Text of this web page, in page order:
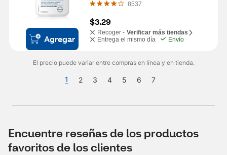
Agregar
8537
$3.29
Recoger - Verificar más tiendas
Entrega el mismo día
Envío
El precio puede variar entre compras en línea y en tienda.
1 2 3 4 5 6 7
Encuentre reseñas de los productos
favoritos de los clientes